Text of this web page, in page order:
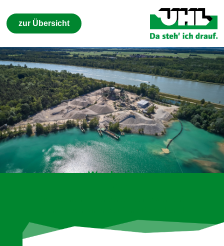
zur Übersicht
Werde ein